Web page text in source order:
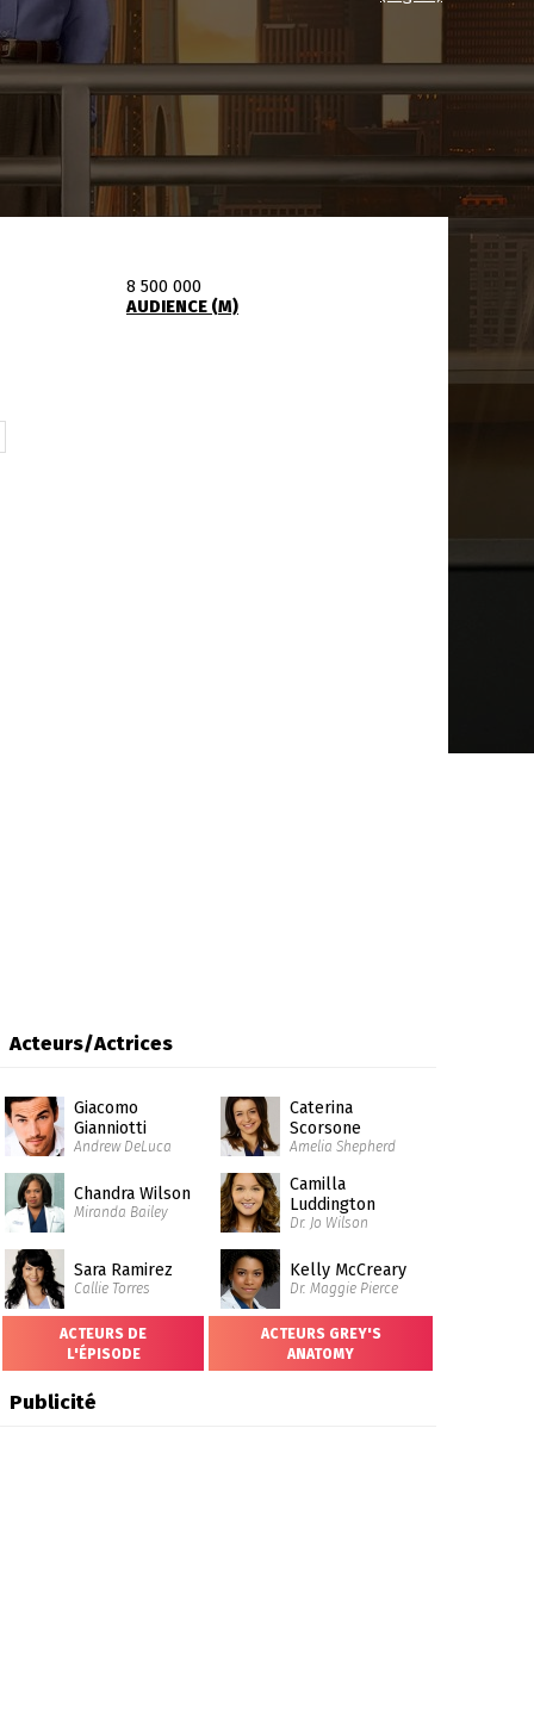
8 500 000
AUDIENCE (M)
Acteurs/Actrices
Giacomo
Gianniotti
Andrew DeLuca
Caterina
Scorsone
Amelia Shepherd
Chandra Wilson
Miranda Bailey
Camilla
Luddington
Dr. Jo Wilson
Sara Ramirez
Callie Torres
Kelly McCreary
Dr. Maggie Pierce
ACTEURS DE
L'ÉPISODE
ACTEURS GREY'S
ANATOMY
Publicité